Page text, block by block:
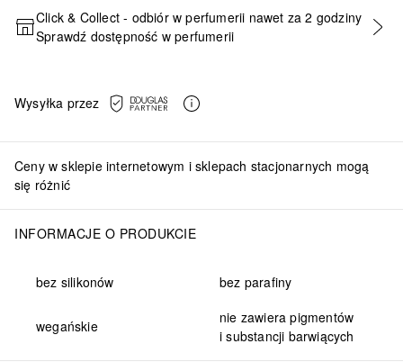
DODAJ DO KOSZYKA
Click & Collect - odbiór w perfumerii nawet za 2 godziny
Sprawdź dostępność w perfumerii
Wysyłka przez
Ceny w sklepie internetowym i sklepach stacjonarnych mogą
się różnić
INFORMACJE O PRODUKCIE
bez silikonów bez parafiny
wegańskie
nie zawiera pigmentów
i substancji barwiących